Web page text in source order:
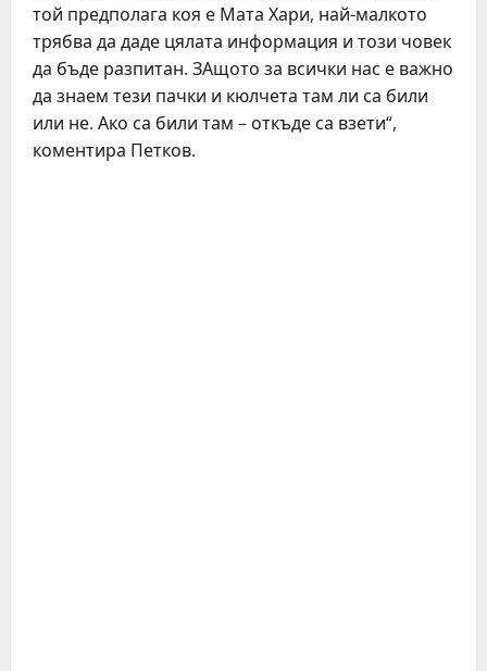
той предполага коя е Мата Хари, най-малкото
трябва да даде цялата информация и този човек
да бъде разпитан. ЗАщото за всички нас е важно
да знаем тези пачки и кюлчета там ли са били
или не. Ако са били там – откъде са взети“,
коментира Петков.